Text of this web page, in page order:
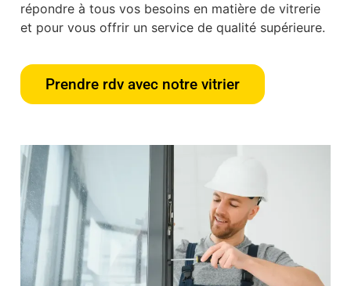
répondre à tous vos besoins en matière de vitrerie
et pour vous offrir un service de qualité supérieure.
Prendre rdv avec notre vitrier